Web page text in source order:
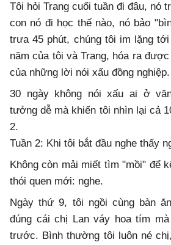
Tôi hỏi Trang cuối tuần đi đâu, nó
con nó đi học thế nào, nó bảo
trưa 45 phút, chúng tôi im lặng
năm của tôi và Trang, hóa ra
của những lời nói xấu đồng nghiệp.
30 ngày không nói xấu ai ở
tưởng dễ mà khiến tôi nhìn lại cả
2.
Tuần 2: Khi tôi bắt đầu nghe thấy
Không còn mải miết tìm "mồi" để
thói quen mới: nghe.
Ngày thứ 9, tôi ngồi cùng bàn
đúng cái chị Lan váy hoa tím
trước. Bình thường tôi luôn né